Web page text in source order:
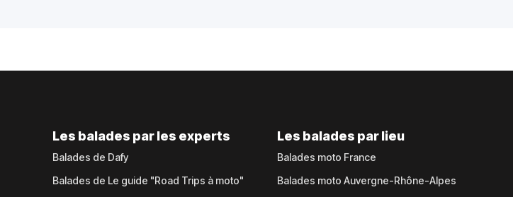
Les balades par les experts
Balades de Dafy
Balades de Le guide "Road Trips à moto"
Les balades par lieu
Balades moto France
Balades moto Auvergne-Rhône-Alpes